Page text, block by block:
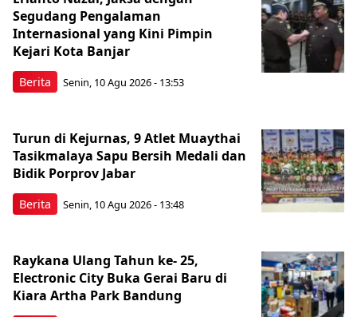
Berita
Segudang Pengalaman
Internasional yang Kini Pimpin
Kejari Kota Banjar
Senin, 10 Agu 2026 - 13:53
Berita
Turun di Kejurnas, 9 Atlet Muaythai
Tasikmalaya Sapu Bersih Medali dan
Bidik Porprov Jabar
Senin, 10 Agu 2026 - 13:48
Raykana Ulang Tahun ke- 25,
Electronic City Buka Gerai Baru di
Kiara Artha Park Bandung